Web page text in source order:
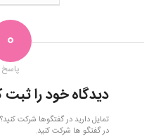
0
پاسخ
دیدگاه خود را ثبت
تمایل دارید در گفتگوها شرکت کنید؟
در گفتگو ها شرکت کنید.